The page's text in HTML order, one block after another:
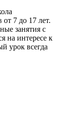
7 до 17 лет.
занятия с
на интересе к
урок всегда